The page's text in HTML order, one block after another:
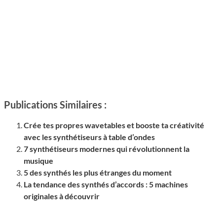
Publications Similaires :
Crée tes propres wavetables et booste ta créativité
avec les synthétiseurs à table d’ondes
7 synthétiseurs modernes qui révolutionnent la
musique
5 des synthés les plus étranges du moment
La tendance des synthés d’accords : 5 machines
originales à découvrir